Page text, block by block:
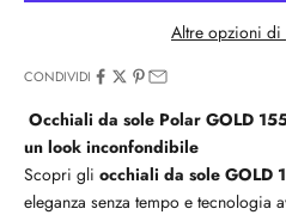
Altre opzioni di
CONDIVIDI
Occhiali da sole Polar GOLD
un look inconfondibile
Scopri gli occhiali da sole GOLD
eleganza senza tempo e tecnologia